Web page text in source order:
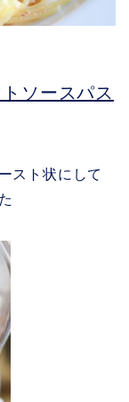
ソースパス
スト状にして